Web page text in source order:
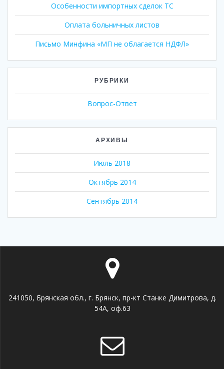
Особенности импортных сделок ТС
Оплата больничных листов
Письмо Минфина «МП не облагается НДФЛ»
РУБРИКИ
Вопрос-Ответ
АРХИВЫ
Июль 2018
Октябрь 2014
Сентябрь 2014
241050, Брянская обл., г. Брянск, пр-кт Станке Димитрова, д.
54А, оф.63